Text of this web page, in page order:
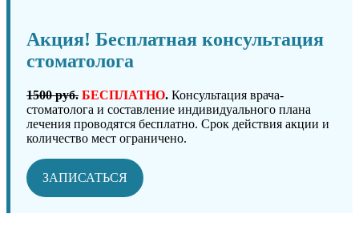
Акция! Бесплатная консультация
стоматолога
1500 руб. БЕСПЛАТНО. Консультация врача-
стоматолога и составление индивидуального плана
лечения проводятся бесплатно. Срок действия акции и
количество мест ограничено.
ЗАПИСАТЬСЯ